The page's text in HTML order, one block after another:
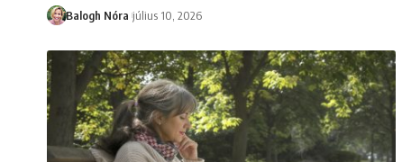
Balogh Nóra július 10, 2026